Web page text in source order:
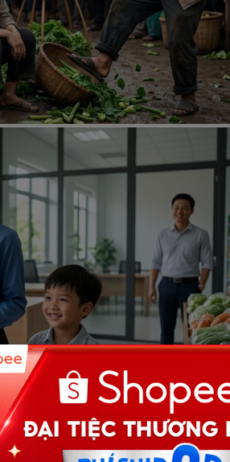
bến nước, những ký ức tuổi thơ chợt ùa